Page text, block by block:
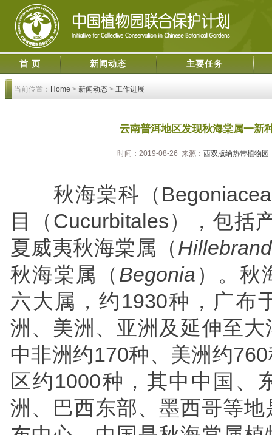
首 页 新闻动态 主要任务
当前位置： Home > 新闻动态 > 工作进展
云南普洱地区发现秋海棠属一
时间：2019-08-26 来源： 西双版纳热带植物园
秋海棠科（
目（ Cucurbitales），包括
夏威夷秋海棠属（
秋海棠属（ Begonia ）。秋
六大属，约1930种，广布
洲、美洲、亚洲及延伸至
中非洲约170种、美洲约760
区约1000种，其中中国、
洲、巴西东部、墨西哥等